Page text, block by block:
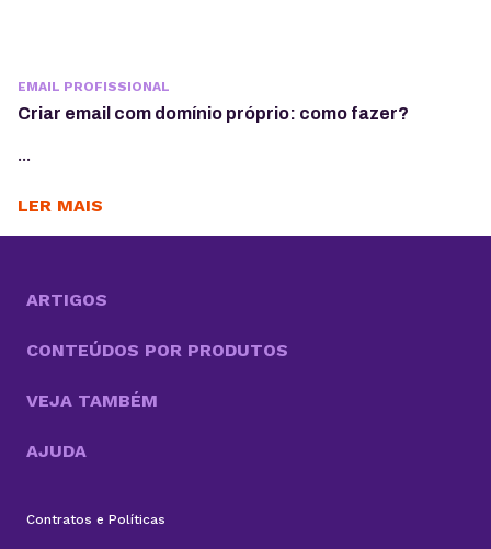
EMAIL PROFISSIONAL
Criar email com domínio próprio: como fazer?
...
LER MAIS
ARTIGOS
CONTEÚDOS POR PRODUTOS
VEJA TAMBÉM
AJUDA
Contratos e Políticas